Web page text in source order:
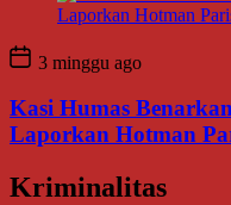
3 minggu ago
Kasi Humas
Laporkan Hotman
Kriminalitas